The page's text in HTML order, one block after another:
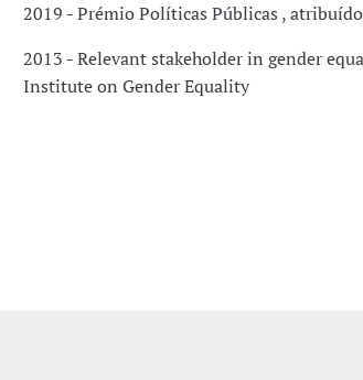
2019 - Prémio Políticas Públicas ,
2013 - Relevant stakeholder in gender
Institute on Gender Equality